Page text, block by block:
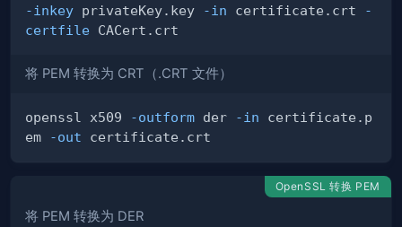
-inkey privateKey.key -in certificate.crt
-
certfile
将 PEM 转换为 CRT（.CRT 文件）
openssl x509 -outform der -in certificate.p
em
-out
OpenSSL 转换 PEM
将 PEM 转换为 DER